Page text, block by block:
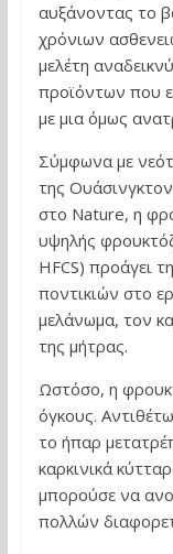
αυξάνοντας το
χρόνιων
μελέτη
προϊόντων που
με μια όμως
Σύμφωνα με
της
στο Nature, η
υψηλής
HFCS) προάγει
ποντικιών στο
μελάνωμα, τον
της μήτρας.
Ωστόσο, η
όγκους.
το ήπαρ
καρκινικά
μπορούσε να
πολλών